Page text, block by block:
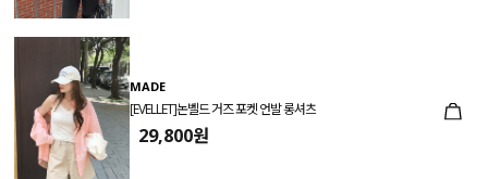
MADE
[EVELLET]논벨드 거즈 포켓 언발 롱셔츠
29,800원